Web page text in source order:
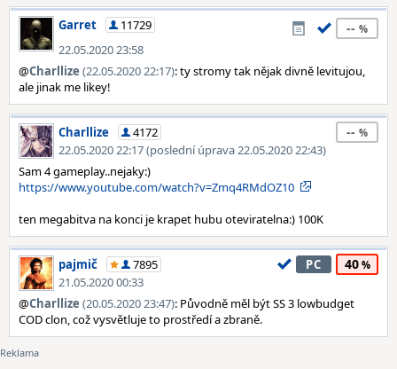
Garret
11729
22.05.2020 23:58
--
@Charllize (22.05.2020 22:17): ty stromy tak nějak divně levitujou,
ale jinak me likey!
Charllize
4172
22.05.2020 22:17 (poslední úprava 22.05.2020 22:43)
--
Sam 4 gameplay..nejaky:)
https://www.youtube.com/watch?v=Zmq4RMdOZ10
ten megabitva na konci je krapet hubu oteviratelna:) 100K
pajmič
7895
21.05.2020 00:33
PC 40
@Charllize (20.05.2020 23:47): Původně měl být SS 3 lowbudget
COD clon, což vysvětluje to prostředí a zbraně.